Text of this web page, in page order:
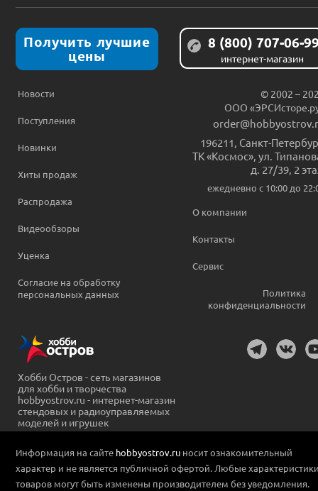
Получить лучшие
цены
8 (800) 707-06-
интернет-магазин
Новости
Поступления
Новинки
Хиты продаж
Распродажа
Видеообзоры
Уценка
Согласие на обработку
персональных данных
© 2002 –
ООО
196211, Санкт-
ТК «Космос», ул.
д. 27/39, 2
ежедневно c 10:00 до
О компании
Контакты
Сервис
Политика
конфиденциальности
Хобби Остров - сеть магазинов
для хобби и творчества
hobbyostrov.ru - интернет-магазин
стендовых и радиоуправляемых
моделей и игрушек
Информация на сайте hobbyostrov.ru носит ознакомительный
характер и не является публичной офертой. Любые
товаров могут быть изменены производителем без уведомления.